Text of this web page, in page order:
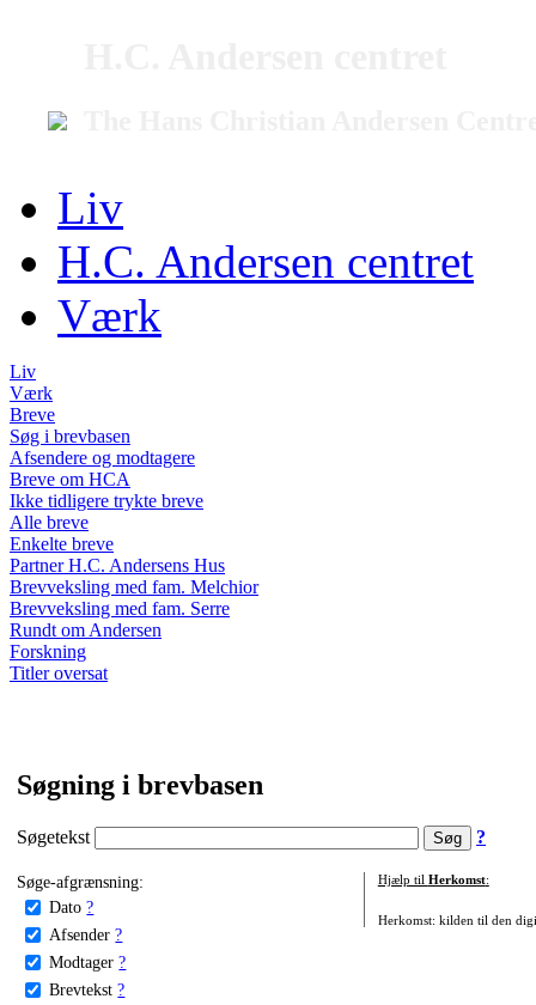
Liv
H.C. Andersen centret
Værk
Liv
Værk
Breve
Søg i brevbasen
Afsendere og modtagere
Breve om HCA
Ikke tidligere trykte breve
Alle breve
Enkelte breve
Partner H.C. Andersens Hus
Brevveksling med fam. Melchior
Brevveksling med fam. Serre
Rundt om Andersen
Forskning
Titler oversat
Søgning i brevbasen
Søgetekst ?
Søge-afgrænsning:
Dato ?
Afsender ?
Modtager ?
Brevtekst ?
Hjælp til Herkomst:
Herkomst: kilden til den